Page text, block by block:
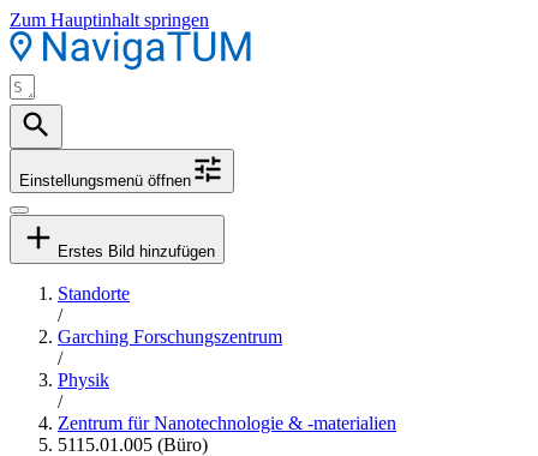
Zum Hauptinhalt springen
Einstellungsmenü öffnen
Erstes Bild hinzufügen
Standorte
/
Garching Forschungszentrum
/
Physik
/
Zentrum für Nanotechnologie & -materialien
5115.01.005 (Büro)